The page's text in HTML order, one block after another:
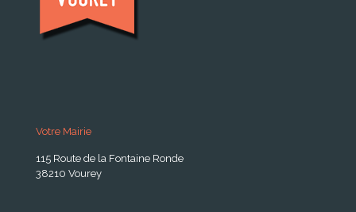
Votre Mairie
115 Route de la Fontaine Ronde
38210 Vourey